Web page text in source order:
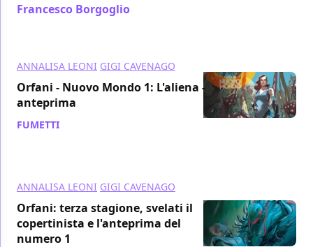
Francesco Borgoglio
ANNALISA LEONI GIGI CAVENAGO
Orfani - Nuovo Mondo 1: L'aliena -
anteprima
FUMETTI
ANNALISA LEONI GIGI CAVENAGO
Orfani: terza stagione, svelati il
copertinista e l'anteprima del
numero 1